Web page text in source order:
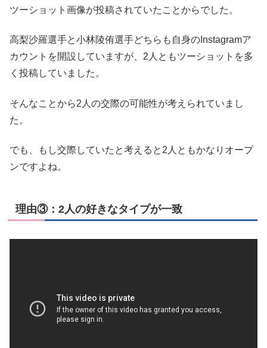
ツーショット画像が投稿されていたことからでした。
高梨沙羅選手と小林陵侑選手どちらも自身のInstagramア
カウントを開設していますが、2人ともツーショットを多
く投稿していました。
そんなことから2人の交際の可能性が考えられていまし
た。
でも、もし交際していたと考えると2人ともかなりオープ
ンですよね。
理由③：2人の好きなタイプが一致